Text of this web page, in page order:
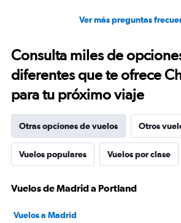
Ver más preguntas
Consulta miles de
diferentes que te ofrece
para tu próximo viaje
Otras opciones de vuelos Otros
Vuelos populares Vuelos por clase
Vuelos de Madrid a Portland
Vuelos a Madrid